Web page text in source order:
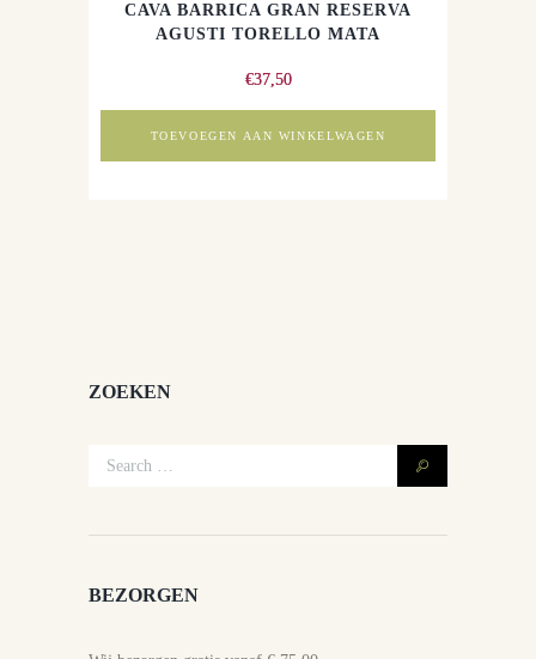
CAVA BARRICA GRAN RESERVA
AGUSTI TORELLO MATA
€37,50
TOEVOEGEN AAN WINKELWAGEN
ZOEKEN
BEZORGEN